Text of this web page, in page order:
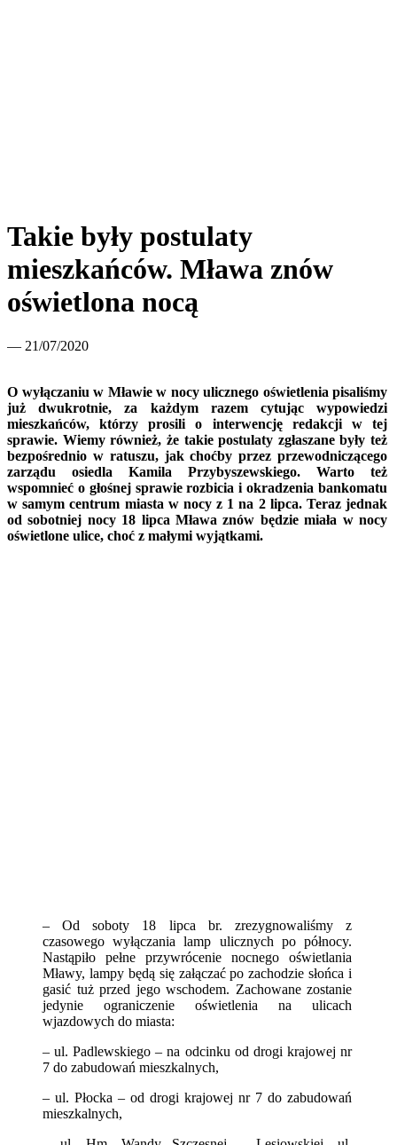
Takie były postulaty
mieszkańców. Mława znów
oświetlona nocą
— 21/07/2020
O wyłączaniu w Mławie w nocy ulicznego oświetlenia pisaliśmy
już dwukrotnie, za każdym razem cytując wypowiedzi
mieszkańców, którzy prosili o interwencję redakcji w tej
sprawie. Wiemy również, że takie postulaty zgłaszane były też
bezpośrednio w ratuszu, jak choćby przez przewodniczącego
zarządu osiedla Kamila Przybyszewskiego. Warto też
wspomnieć o głośnej sprawie rozbicia i okradzenia bankomatu
w samym centrum miasta w nocy z 1 na 2 lipca. Teraz jednak
od sobotniej nocy 18 lipca Mława znów będzie miała w nocy
oświetlone ulice, choć z małymi wyjątkami.
– Od soboty 18 lipca br. zrezygnowaliśmy z
czasowego wyłączania lamp ulicznych po północy.
Nastąpiło pełne przywrócenie nocnego oświetlania
Mławy, lampy będą się załączać po zachodzie słońca i
gasić tuż przed jego wschodem. Zachowane zostanie
jedynie ograniczenie oświetlenia na ulicach
wjazdowych do miasta:
– ul. Padlewskiego – na odcinku od drogi krajowej nr
7 do zabudowań mieszkalnych,
– ul. Płocka – od drogi krajowej nr 7 do zabudowań
mieszkalnych,